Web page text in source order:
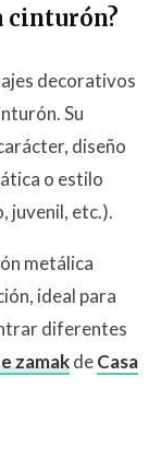
cinturón?
decorativos
Su
diseño
o estilo
juvenil, etc.).
metálica
ideal para
diferentes
zamakdeCasa